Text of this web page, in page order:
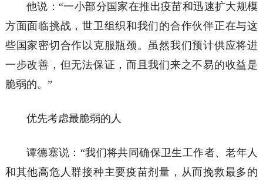
他说： “一小部分国家在推出疫苗和迅速扩大规模
方面面临挑战，世卫组织和我们的合作伙伴正在与这
些国家密切合作以克服瓶颈。虽然我们预计供应将进
一步改善，但无法保证，而且我们来之不易的收益是
脆弱的。”
优先考虑最脆弱的人
谭德塞说： “我们将共同确保卫生工作者、老年人
和其他高危人群接种主要疫苗剂量，从而挽救最多的